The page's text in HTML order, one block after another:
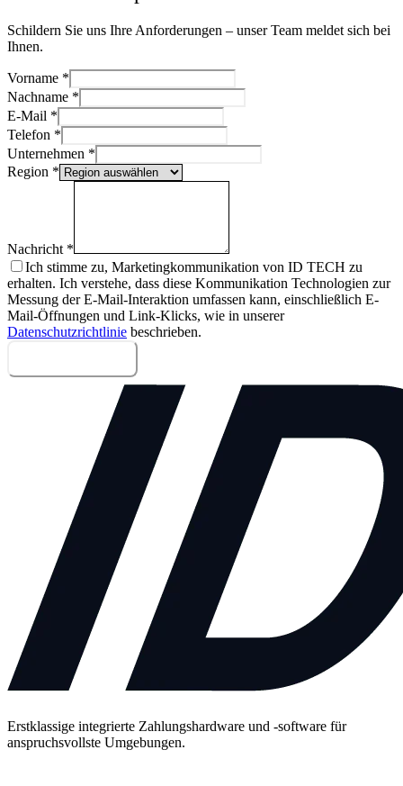
Schildern Sie uns Ihre Anforderungen – unser Team meldet sich bei
Ihnen.
Vorname *
Nachname *
E-Mail *
Telefon *
Unternehmen *
Region *
Nachricht *
Ich stimme zu, Marketingkommunikation von ID TECH zu
erhalten. Ich verstehe, dass diese Kommunikation Technologien zur
Messung der E-Mail-Interaktion umfassen kann, einschließlich E-
Mail-Öffnungen und Link-Klicks, wie in unserer
Datenschutzrichtlinie beschrieben.
Erstklassige integrierte Zahlungshardware und -software für
anspruchsvollste Umgebungen.